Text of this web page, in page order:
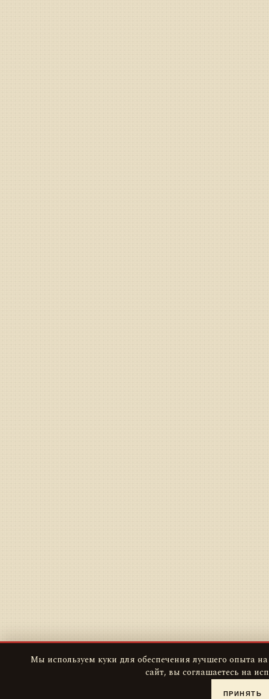
Мы используем куки для обеспечения лучшего опыта
сайт, вы соглашаетесь на
ПРИНЯТЬ